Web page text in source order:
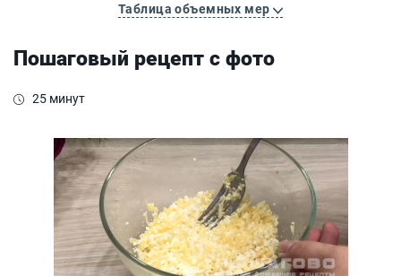
Таблица объемных мер
Пошаговый рецепт с фото
25 минут